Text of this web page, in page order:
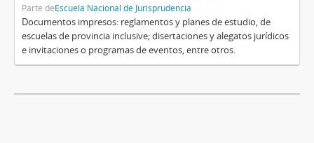
Parte deEscuela Nacional de Jurisprudencia
Documentos impresos: reglamentos y planes de estudio, de
escuelas de provincia inclusive; disertaciones y alegatos jurídicos
e invitaciones o programas de eventos, entre otros.